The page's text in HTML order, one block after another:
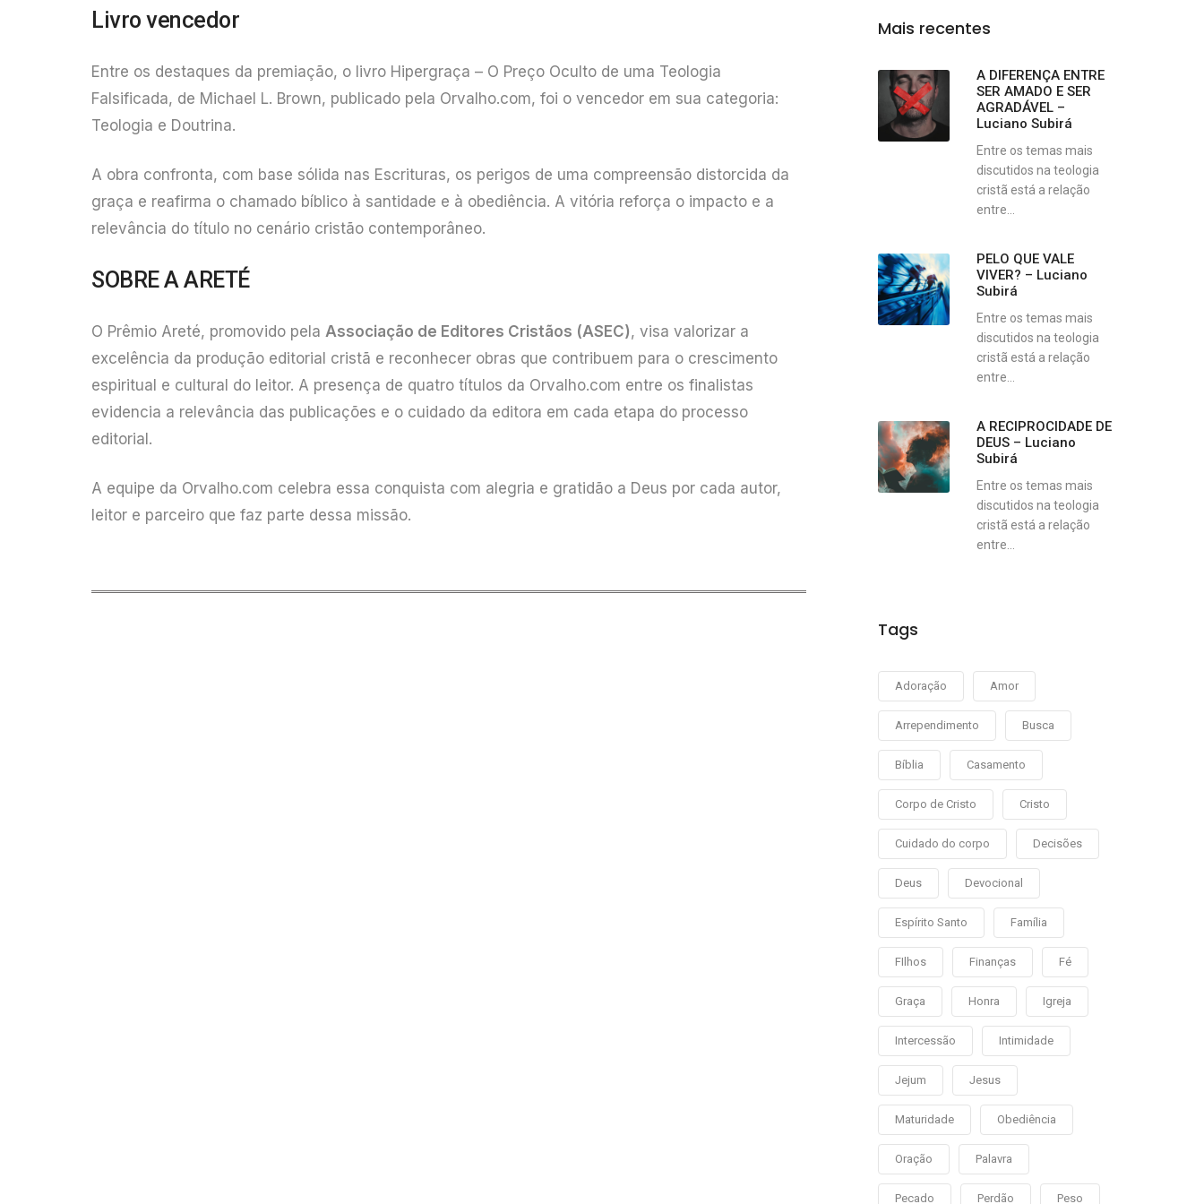
Livro vencedor
Entre os destaques da premiação, o livro Hipergraça – O Preço Oculto de uma Teologia
Falsificada, de Michael L. Brown, publicado pela Orvalho.com, foi o vencedor em sua categoria:
Teologia e Doutrina.
A obra confronta, com base sólida nas Escrituras, os perigos de uma compreensão distorcida da
graça e reafirma o chamado bíblico à santidade e à obediência. A vitória reforça o impacto e a
relevância do título no cenário cristão contemporâneo.
SOBRE A ARETÉ
O Prêmio Areté, promovido pela Associação de Editores Cristãos (ASEC), visa valorizar a
excelência da produção editorial cristã e reconhecer obras que contribuem para o crescimento
espiritual e cultural do leitor. A presença de quatro títulos da Orvalho.com entre os finalistas
evidencia a relevância das publicações e o cuidado da editora em cada etapa do processo
editorial.
A equipe da Orvalho.com celebra essa conquista com alegria e gratidão a Deus por cada autor,
leitor e parceiro que faz parte dessa missão.
Mais recentes
A DIFERENÇA ENTRE
SER AMADO E SER
AGRADÁVEL –
Luciano Subirá
Entre os temas mais
discutidos na teologia
cristã está a relação
entre...
PELO QUE VALE
VIVER? – Luciano
Subirá
Entre os temas mais
discutidos na teologia
cristã está a relação
entre...
A RECIPROCIDADE DE
DEUS – Luciano
Subirá
Entre os temas mais
discutidos na teologia
cristã está a relação
entre...
Tags
Adoração Amor
Arrependimento Busca
Bíblia Casamento
Corpo de Cristo Cristo
Cuidado do corpo Decisões
Deus Devocional
Espírito Santo Família
FIlhos Finanças Fé
Graça Honra Igreja
Intercessão Intimidade
Jejum Jesus
Maturidade Obediência
Oração Palavra
Pecado Perdão Peso